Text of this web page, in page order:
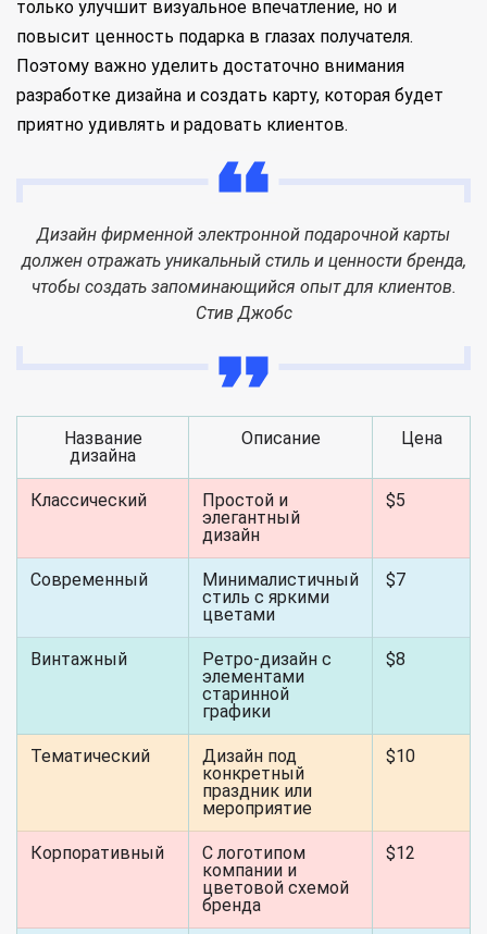
только улучшит визуальное впечатление, но и
повысит ценность подарка в глазах получателя.
Поэтому важно уделить достаточно внимания
разработке дизайна и создать карту, которая будет
приятно удивлять и радовать клиентов.
Дизайн фирменной электронной подарочной карты
должен отражать уникальный стиль и ценности бренда,
чтобы создать запоминающийся опыт для клиентов.
Стив Джобс
Название
дизайна
Описание Цена
Классический
Простой и
элегантный
дизайн
$5
Современный
Минималистичный
стиль с яркими
цветами
$7
Винтажный
Ретро-дизайн с
элементами
старинной
графики
$8
Тематический
Дизайн под
конкретный
праздник или
мероприятие
$10
Корпоративный
С логотипом
компании и
цветовой схемой
бренда
$12